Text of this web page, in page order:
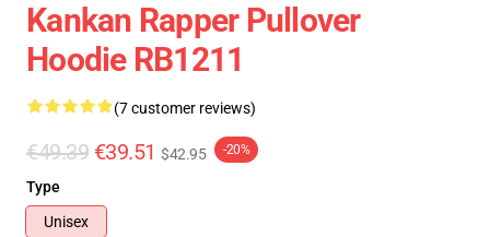
Kankan Rapper Pullover
Hoodie RB1211
(7 customer reviews)
€49.39 €39.51 $42.95 -20%
Type
Unisex